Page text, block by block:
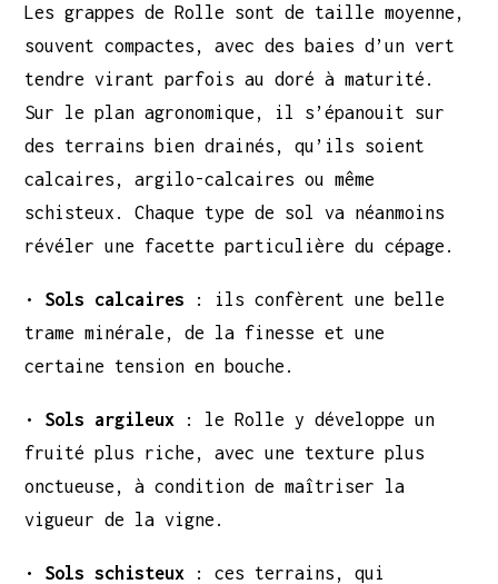
Les grappes de Rolle sont de taille moyenne,
souvent compactes, avec des baies d’un vert
tendre virant parfois au doré à maturité.
Sur le plan agronomique, il s’épanouit sur
des terrains bien drainés, qu’ils soient
calcaires, argilo-calcaires ou même
schisteux. Chaque type de sol va néanmoins
révéler une facette particulière du cépage.
• Sols calcaires : ils confèrent une belle
trame minérale, de la finesse et une
certaine tension en bouche.
• Sols argileux : le Rolle y développe un
fruité plus riche, avec une texture plus
onctueuse, à condition de maîtriser la
vigueur de la vigne.
• Sols schisteux : ces terrains, qui